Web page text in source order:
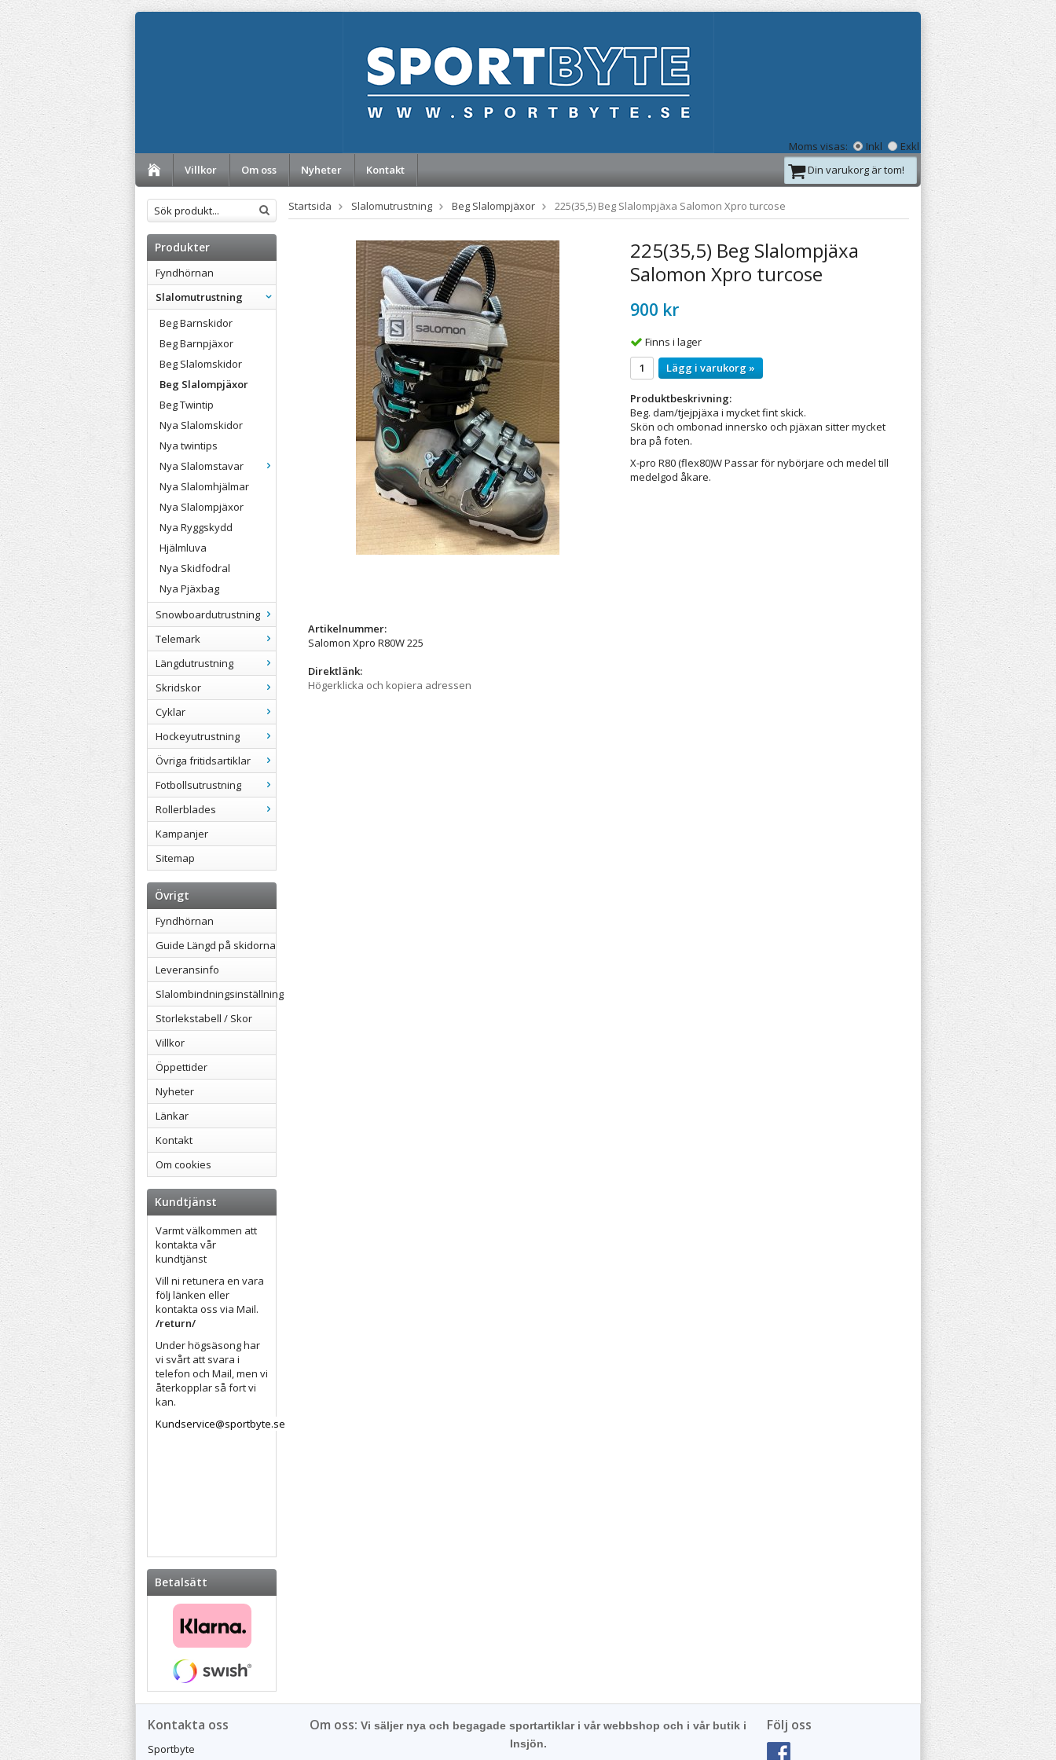
Moms visas: Inkl
Exkl
Villkor
Om oss Nyheter Kontakt Din varukorg är tom!
Produkter
Fyndhörnan
Slalomutrustning
Beg Barnskidor
Beg Barnpjäxor
Beg Slalomskidor
Beg Slalompjäxor
Beg Twintip
Nya Slalomskidor
Nya twintips
Nya Slalomstavar
Nya Slalomhjälmar
Nya Slalompjäxor
Nya Ryggskydd
Hjälmluva
Nya Skidfodral
Nya Pjäxbag
Snowboardutrustning
Telemark
Längdutrustning
Skridskor
Cyklar
Hockeyutrustning
Övriga fritidsartiklar
Fotbollsutrustning
Rollerblades
Kampanjer
Sitemap
Övrigt
Fyndhörnan
Guide Längd på skidorna
Leveransinfo
Slalombindningsinställning
Storlekstabell / Skor
Villkor
Öppettider
Nyheter
Länkar
Kontakt
Om cookies
Kundtjänst
Varmt välkommen att
kontakta vår
kundtjänst
Vill ni retunera en vara
följ länken eller
kontakta oss via Mail.
/return/
Under högsäsong har
vi svårt att svara i
telefon och Mail, men vi
återkopplar så fort vi
kan.
Kundservice@sportbyte.se
Betalsätt
Startsida Slalomutrustning Beg Slalompjäxor 225(35,5) Beg Slalompjäxa Salomon Xpro turcose
Artikelnummer:
Salomon Xpro R80W 225
Direktlänk:
Högerklicka och kopiera adressen
225(35,5) Beg Slalompjäxa
Salomon Xpro turcose
900 kr
Finns i lager
Lägg i varukorg »
Produktbeskrivning:
Beg. dam/tjejpjäxa i mycket fint skick.
Skön och ombonad innersko och pjäxan sitter mycket
bra på foten.
X-pro R80 (flex80)W Passar för nybörjare och medel till
medelgod åkare.
Kontakta oss
Sportbyte
Följ oss
Om oss: Vi säljer nya och begagade sportartiklar i vår webbshop och i vår butik i
Insjön.